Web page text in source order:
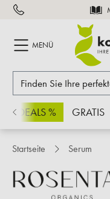
springen
MENÜ
% GRATIS
Startseite Serum